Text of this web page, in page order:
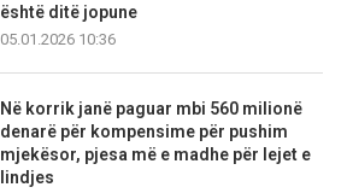
është ditë jopune
05.01.2026 10:36
Në korrik janë paguar mbi 560 milionë
denarë për kompensime për pushim
mjekësor, pjesa më e madhe për lejet e
lindjes